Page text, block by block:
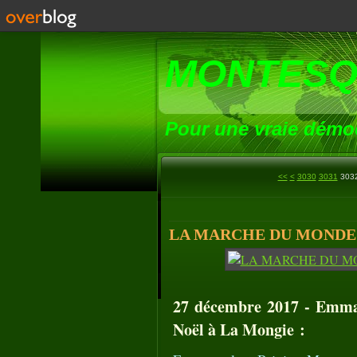
Pour une vraie
<< < 3000
3010
3020
3030 3031
LA MARCHE DU
27 décembre 2017 -
Noël à La Mongie :